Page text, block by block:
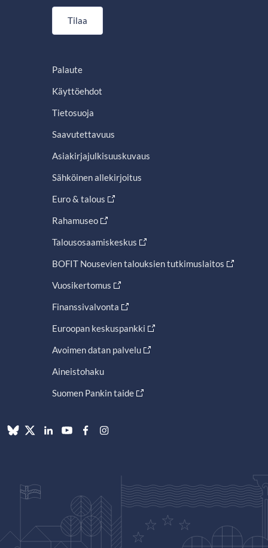
Tilaa
Palaute
Käyttöehdot
Tietosuoja
Saavutettavuus
Asiakirjajulkisuuskuvaus
Sähköinen allekirjoitus
Euro & talous
Rahamuseo
Talousosaamiskeskus
BOFIT Nousevien talouksien tutkimuslaitos
Vuosikertomus
Finanssivalvonta
Euroopan keskuspankki
Avoimen datan palvelu
Aineistohaku
Suomen Pankin taide